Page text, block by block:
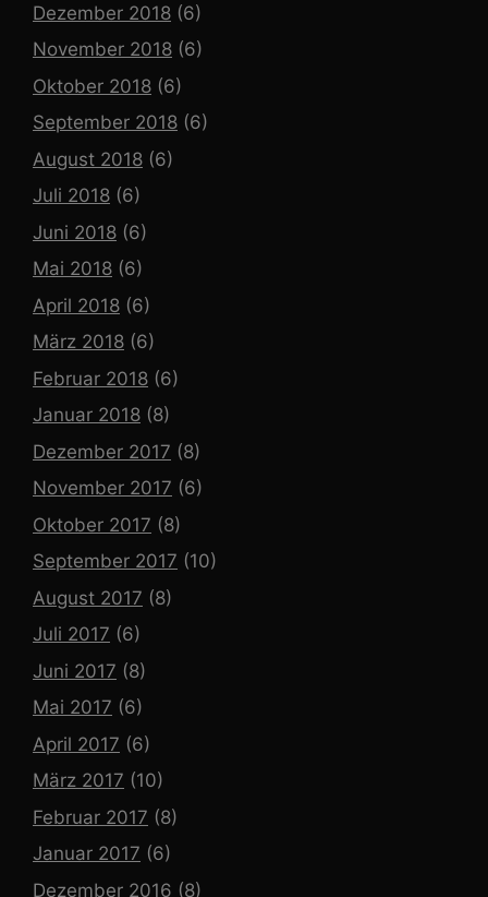
Dezember 2018 (6)
November 2018 (6)
Oktober 2018 (6)
September 2018 (6)
August 2018 (6)
Juli 2018 (6)
Juni 2018 (6)
Mai 2018 (6)
April 2018 (6)
März 2018 (6)
Februar 2018 (6)
Januar 2018 (8)
Dezember 2017 (8)
November 2017 (6)
Oktober 2017 (8)
September 2017 (10)
August 2017 (8)
Juli 2017 (6)
Juni 2017 (8)
Mai 2017 (6)
April 2017 (6)
März 2017 (10)
Februar 2017 (8)
Januar 2017 (6)
Dezember 2016 (8)